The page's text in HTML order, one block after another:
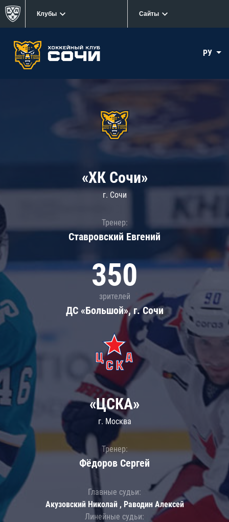
Клубы Сайты
РУ
«ХК Сочи»
г. Сочи
Тренер:
Ставровский Евгений
350
зрителей
ДС «Большой», г. Сочи
«ЦСКА»
г. Москва
Тренер:
Фёдоров Сергей
Главные судьи:
Акузовский Николай , Раводин Алексей
Линейные судьи: